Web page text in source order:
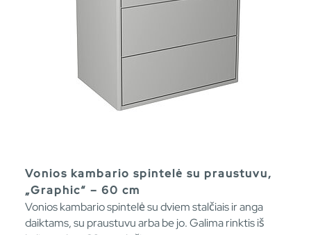
Vonios kambario spintelė su praustuvu,
„Graphic“ – 60 cm
Vonios kambario spintelė su dviem stalčiais ir anga
daiktams, su praustuvu arba be jo. Galima rinktis iš